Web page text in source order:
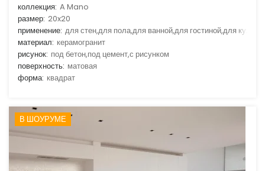
коллекция: A Mano
размер: 20x20
применение: для стен,для пола,для ванной,для гостиной,для кухни
материал: керамогранит
рисунок: под бетон,под цемент,с рисунком
поверхность: матовая
форма: квадрат
В ШОУРУМЕ